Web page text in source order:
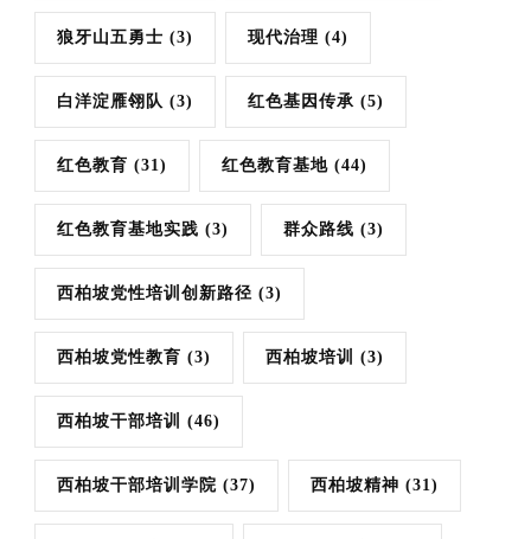
狼牙山五勇士 (3) 现代治理 (4)
白洋淀雁翎队 (3) 红色基因传承 (5)
红色教育 (31) 红色教育基地 (44)
红色教育基地实践 (3) 群众路线 (3)
西柏坡党性培训创新路径 (3)
西柏坡党性教育 (3) 西柏坡培训 (3)
西柏坡干部培训 (46)
西柏坡干部培训学院 (37) 西柏坡精神 (31)